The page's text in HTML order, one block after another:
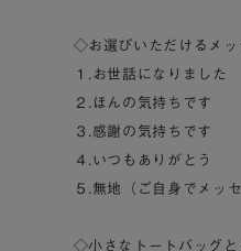
◇お選びいただけるメッ
１.お世話になりました
２.ほんの気持ちです
３.感謝の気持ちです
４.いつもありがとう
５.無地（ご自身でメッ
◇小さなトートバッグと